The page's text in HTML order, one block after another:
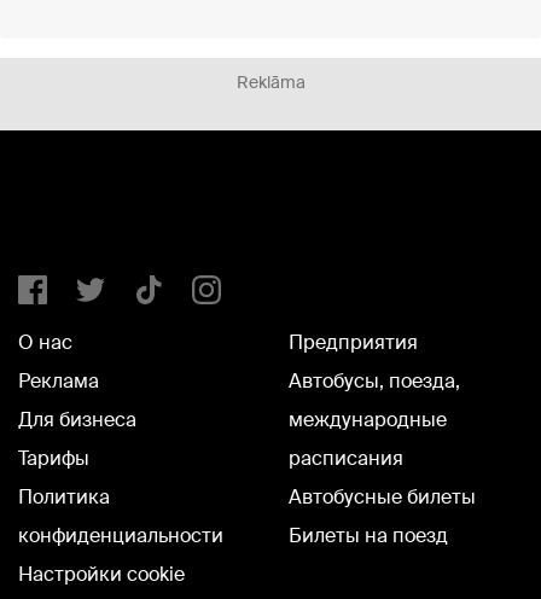
Reklāma
О нас
Реклама
Для бизнеса
Тарифы
Политика
конфиденциальности
Настройки cookie
Предприятия
Автобусы, поезда,
международные
расписания
Автобусные билеты
Билеты на поезд